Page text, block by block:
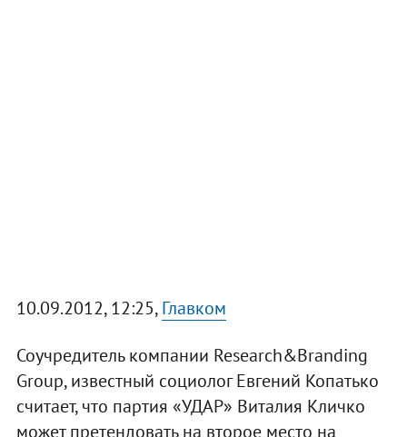
10.09.2012, 12:25,Главком
Соучредитель компании Research&Branding
Group, известный социолог Евгений Копатько
считает, что партия «УДАР» Виталия Кличко
может претендовать на второе место на